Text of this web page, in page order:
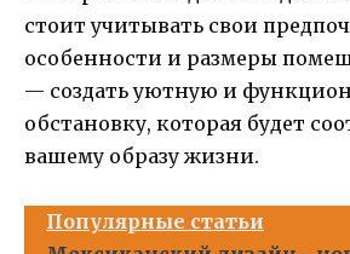
стоит учитывать свои
особенности и размеры
— создать уютную и
обстановку, которая будет
вашему образу жизни.
Популярные статьи